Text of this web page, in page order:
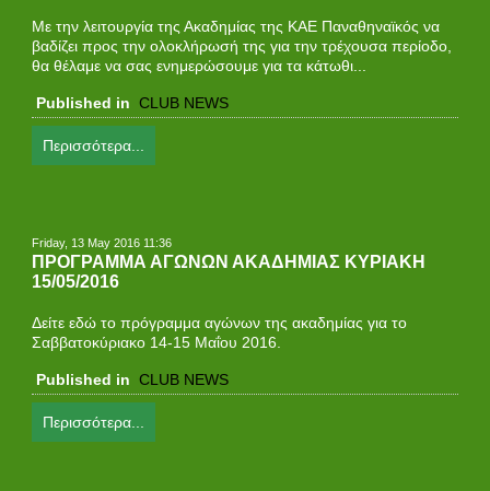
Με την λειτουργία της Ακαδημίας της ΚΑΕ Παναθηναϊκός να
βαδίζει προς την ολοκλήρωσή της για την τρέχουσα περίοδο,
θα θέλαμε να σας ενημερώσουμε για τα κάτωθι...
Published in CLUB NEWS
Περισσότερα...
Friday, 13 May 2016 11:36
ΠΡΟΓΡΑΜΜΑ ΑΓΩΝΩΝ ΑΚΑΔΗΜΙΑΣ ΚΥΡΙΑΚΗ
15/05/2016
Δείτε εδώ το πρόγραμμα αγώνων της ακαδημίας για τo
Σαββατοκύριακο 14-15 Μαΐου 2016.
Published in CLUB NEWS
Περισσότερα...